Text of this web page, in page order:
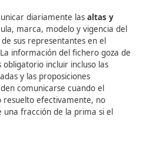
y
diariamente las
marca, modelo y
de sus representantes en